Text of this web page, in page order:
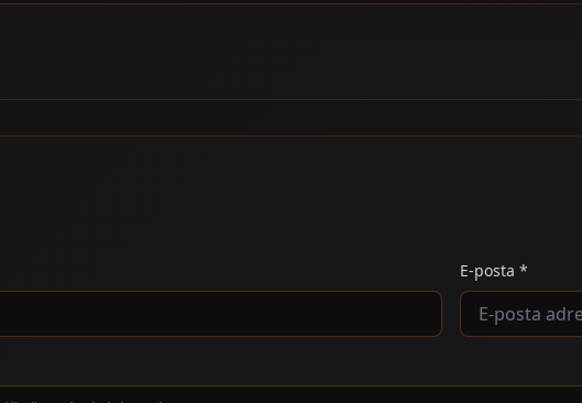
E-posta *